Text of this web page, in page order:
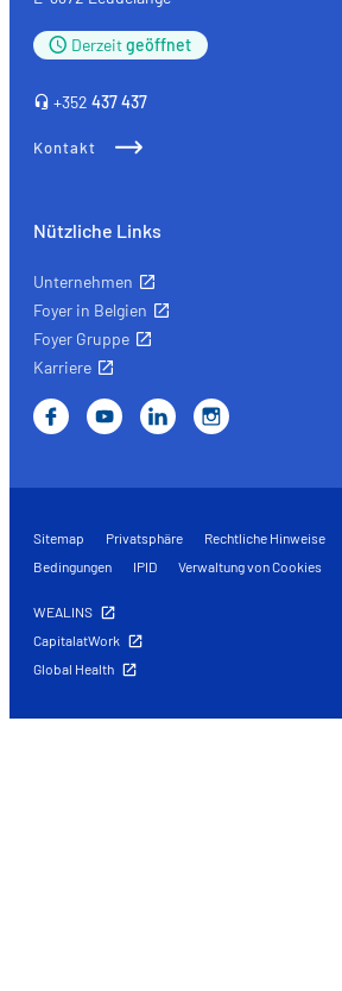
Derzeitgeöffnet
+352 437 437
Kontakt
Nützliche Links
Unternehmen
Foyer in Belgien
Foyer Gruppe
Karriere
Sitemap Privatsphäre Rechtliche Hinweise
Bedingungen
IPID Verwaltung von Cookies
WEALINS
CapitalatWork
Global Health